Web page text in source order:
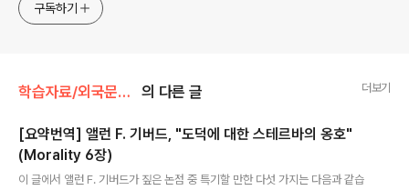
구독하기
학습자료/외국문헌소개 의 다른 글 더보기
[요약번역] 앨런 F. 기버드, "도덕에 대한 스테르바의 옹호"
(Morality 6장)
이 글에서 앨런 F. 기버드가 짚은 논점 중 특기할 만한 다섯 가지는 다음과 같습